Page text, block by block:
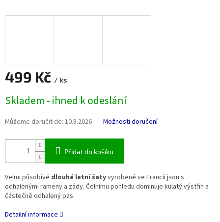
499 Kč / ks
cena:
Skladem - ihned k odeslání
Můžeme doručit do: 10.8.2026 Možnosti doručení
Přidat do košíku
Velmi působivé dlouhé letní šatyvyrobené ve Francii jsou s
odhalenými rameny a zády. Čelnímu pohledu dominuje kulatý výstřih a
částečně odhalený pas.
Detailní informace